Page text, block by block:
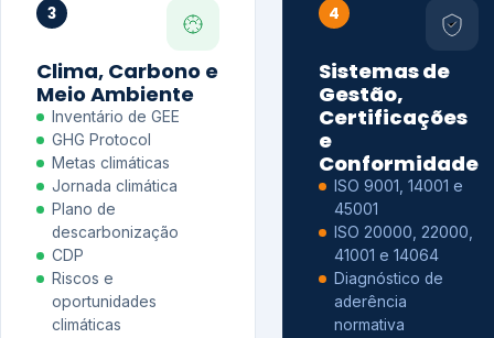
3
Clima, Carbono e
Meio Ambiente
Inventário de GEE
GHG Protocol
Metas climáticas
Jornada climática
Plano de
descarbonização
CDP
Riscos e
oportunidades
climáticas
4
Sistemas de
Gestão,
Certificações
e
Conformidade
ISO 9001, 14001 e
45001
ISO 20000, 22000,
41001 e 14064
Diagnóstico de
aderência
normativa